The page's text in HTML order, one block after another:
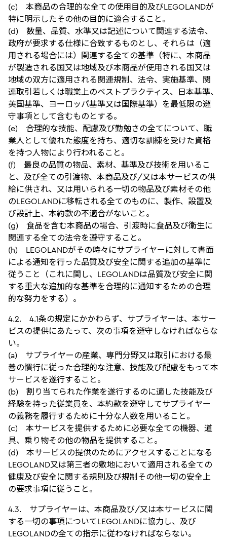
(c) 本商品の合理的な全ての使用目的及びLEGOLANDが
特に明示したその他の目的に適合すること。
(d) 数量、品質、水準又は記述について関連する法令、
政府が要求する仕様に合致するものとし、それらは（適
用される場合には）関連する全ての基準（特に、本商品
が製造される国又は地域及び本商品が使用される国又は
地域の双方に適用される関連規制、法令、実施基準、関
連取引若しくは職業上のベストプラクティス、日本基準、
英国基準、ヨーロッパ基準又は国際基準）を最低限の遵
守事項として含むものとする。
(e) 合理的な技能、配慮及び勤勉さの全てについて、職
業人として優れた態度を持ち、適切な訓練を受けた資格
を持つ人物により行われること。
(f) 最良の品質の物品、素材、基準及び技術を用いるこ
と、及び全ての引渡物、本商品及び/又は本サービスの供
給に供され、又は用いられる一切の物品及び素材その他
のLEGOLANDに移転される全てのものに、製作、設置及
び設計上、本約款の不適合がないこと。
(g) 食品を含む本商品の場合、引渡時に食品及び衛生に
関連する全ての法令を遵守すること。
(h) LEGOLANDがその時々にサプライヤーに対して書面
による通知を行った品質及び安全に関する追加の基準に
従うこと（これに関し、LEGOLANDは品質及び安全に関
する重大な追加的な基準を合理的に通知するための合理
的な努力をする）。
4.2. 4.1条の規定にかかわらず、サプライヤーは、本サー
ビスの提供にあたって、次の事項を遵守しなければならな
い。
(a) サプライヤーの産業、専門分野又は取引における最
善の慣行に従った合理的な注意、技能及び配慮をもって本
サービスを遂行すること。
(b) 割り当てられた作業を遂行するのに適した技能及び
経験を持った従業員を、本約款を遵守してサプライヤー
の義務を履行するために十分な人数を用いること。
(c) 本サービスを提供するために必要な全ての機器、道
具、乗り物その他の物品を提供すること。
(d) 本サービスの提供のためにアクセスすることになる
LEGOLAND又は第三者の敷地において適用される全ての
健康及び安全に関する規則及び規制その他一切の安全上
の要求事項に従うこと。
4.3. サプライヤーは、本商品及び/又は本サービスに関
する一切の事項についてLEGOLANDに協力し、及び
LEGOLANDの全ての指示に従わなければならない。